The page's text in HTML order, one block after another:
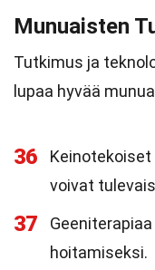
Munuaisten
Tutkimus ja
lupaa hyvää
36
voivat
37
hoitamiseksi.